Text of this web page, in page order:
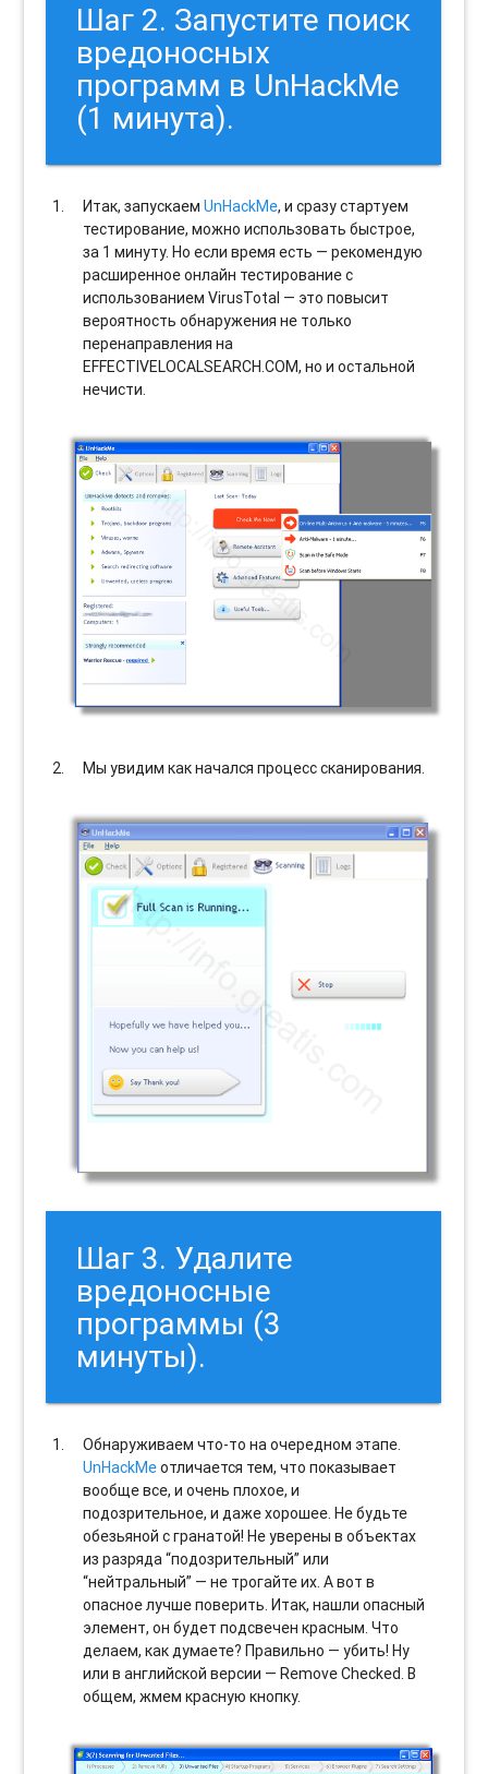
Шаг 2. Запустите поиск
вредоносных
программ в UnHackMe
(1 минута).
Итак, запускаемUnHackMe, и сразу стартуем
тестирование, можно использовать быстрое,
за 1 минуту. Но если время есть — рекомендую
расширенное онлайн тестирование с
использованием VirusTotal — это повысит
вероятность обнаружения не только
перенаправления на
EFFECTIVELOCALSEARCH.COM, но и остальной
нечисти.
Мы увидим как начался процесс сканирования.
Шаг 3. Удалите
вредоносные
программы (3
минуты).
Обнаруживаем что-то на очередном этапе.
UnHackMeотличается тем, что показывает
вообще все, и очень плохое, и
подозрительное, и даже хорошее. Не будьте
обезьяной с гранатой! Не уверены в объектах
из разряда “подозрительный” или
“нейтральный” — не трогайте их. А вот в
опасное лучше поверить. Итак, нашли опасный
элемент, он будет подсвечен красным. Что
делаем, как думаете? Правильно — убить! Ну
или в английской версии — Remove Checked. В
общем, жмем красную кнопку.